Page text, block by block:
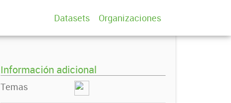
Datasets Organizaciones
Información adicional
Temas